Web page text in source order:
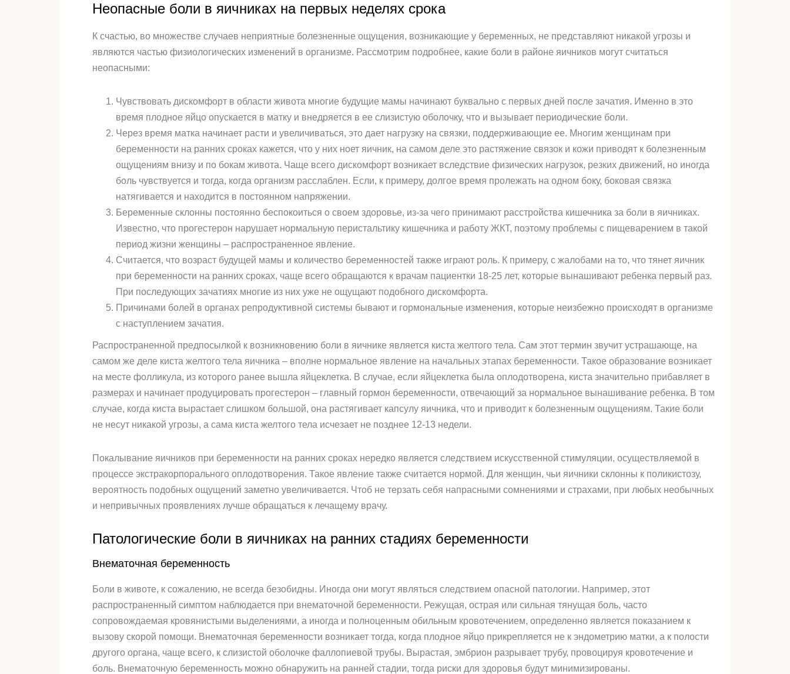
Неопасные боли в яичниках на первых неделях срока
К счастью, во множестве случаев неприятные болезненные ощущения, возникающие у беременных, не представляют никакой угрозы и
являются частью физиологических изменений в организме. Рассмотрим подробнее, какие боли в районе яичников могут считаться
неопасными:
Чувствовать дискомфорт в области живота многие будущие мамы начинают буквально с первых дней после зачатия. Именно в это
время плодное яйцо опускается в матку и внедряется в ее слизистую оболочку, что и вызывает периодические боли.
Через время матка начинает расти и увеличиваться, это дает нагрузку на связки, поддерживающие ее. Многим женщинам при
беременности на ранних сроках кажется, что у них ноет яичник, на самом деле это растяжение связок и кожи приводят к болезненным
ощущениям внизу и по бокам живота. Чаще всего дискомфорт возникает вследствие физических нагрузок, резких движений, но иногда
боль чувствуется и тогда, когда организм расслаблен. Если, к примеру, долгое время пролежать на одном боку, боковая связка
натягивается и находится в постоянном напряжении.
Беременные склонны постоянно беспокоиться о своем здоровье, из-за чего принимают расстройства кишечника за боли в яичниках.
Известно, что прогестерон нарушает нормальную перистальтику кишечника и работу ЖКТ, поэтому проблемы с пищеварением в такой
период жизни женщины – распространенное явление.
Считается, что возраст будущей мамы и количество беременностей также играют роль. К примеру, с жалобами на то, что тянет яичник
при беременности на ранних сроках, чаще всего обращаются к врачам пациентки 18-25 лет, которые вынашивают ребенка первый раз.
При последующих зачатиях многие из них уже не ощущают подобного дискомфорта.
Причинами болей в органах репродуктивной системы бывают и гормональные изменения, которые неизбежно происходят в организме
с наступлением зачатия.
Распространенной предпосылкой к возникновению боли в яичнике является киста желтого тела. Сам этот термин звучит устрашающе, на
самом же деле киста желтого тела яичника – вполне нормальное явление на начальных этапах беременности. Такое образование возникает
на месте фолликула, из которого ранее вышла яйцеклетка. В случае, если яйцеклетка была оплодотворена, киста значительно прибавляет в
размерах и начинает продуцировать прогестерон – главный гормон беременности, отвечающий за нормальное вынашивание ребенка. В том
случае, когда киста вырастает слишком большой, она растягивает капсулу яичника, что и приводит к болезненным ощущениям. Такие боли
не несут никакой угрозы, а сама киста желтого тела исчезает не позднее 12-13 недели.
Покалывание яичников при беременности на ранних сроках нередко является следствием искусственной стимуляции, осуществляемой в
процессе экстракорпорального оплодотворения. Такое явление также считается нормой. Для женщин, чьи яичники склонны к поликистозу,
вероятность подобных ощущений заметно увеличивается. Чтоб не терзать себя напрасными сомнениями и страхами, при любых необычных
и непривычных проявлениях лучше обращаться к лечащему врачу.
Патологические боли в яичниках на ранних стадиях беременности
Внематочная беременность
Боли в животе, к сожалению, не всегда безобидны. Иногда они могут являться следствием опасной патологии. Например, этот
распространенный симптом наблюдается при внематочной беременности. Режущая, острая или сильная тянущая боль, часто
сопровождаемая кровянистыми выделениями, а иногда и полноценным обильным кровотечением, определенно является показанием к
вызову скорой помощи. Внематочная беременности возникает тогда, когда плодное яйцо прикрепляется не к эндометрию матки, а к полости
другого органа, чаще всего, к слизистой оболочке фаллопиевой трубы. Вырастая, эмбрион разрывает трубу, провоцируя кровотечение и
боль. Внематочную беременность можно обнаружить на ранней стадии, тогда риски для здоровья будут минимизированы.